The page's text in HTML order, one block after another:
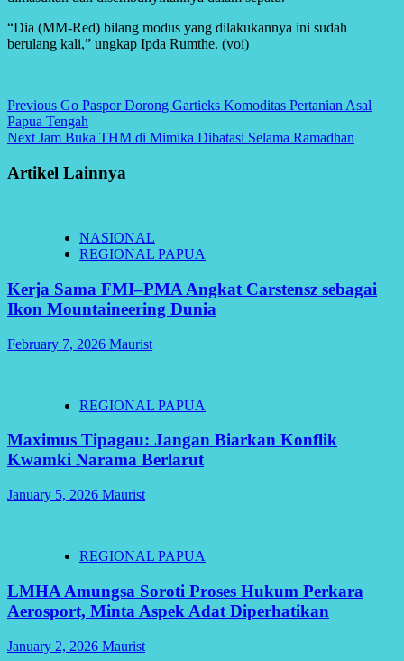
“Dia (MM-Red) bilang modus yang dilakukannya ini sudah
berulang kali,” ungkap Ipda Rumthe. (voi)
Continue
Reading
Previous Go Paspor Dorong Gartieks Komoditas Pertanian Asal
Papua Tengah
Next Jam Buka THM di Mimika Dibatasi Selama Ramadhan
Artikel Lainnya
NASIONAL
REGIONAL PAPUA
Kerja Sama FMI–PMA Angkat Carstensz sebagai
Ikon Mountaineering Dunia
February 7, 2026 Maurist
REGIONAL PAPUA
Maximus Tipagau: Jangan Biarkan Konflik
Kwamki Narama Berlarut
January 5, 2026 Maurist
REGIONAL PAPUA
LMHA Amungsa Soroti Proses Hukum Perkara
Aerosport, Minta Aspek Adat Diperhatikan
January 2, 2026 Maurist